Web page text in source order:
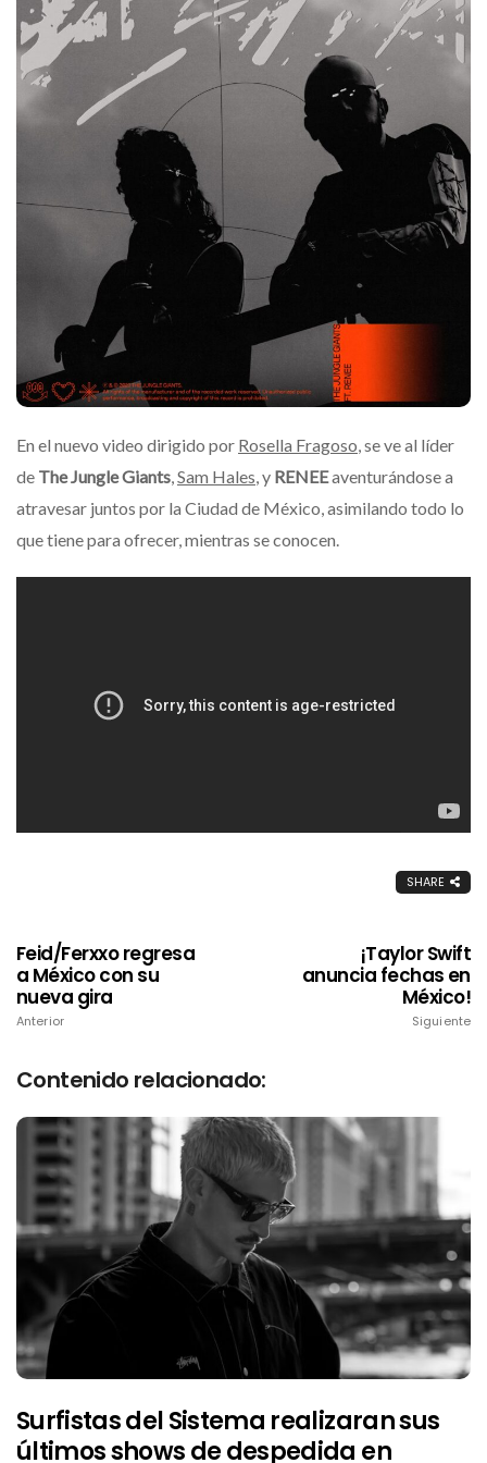
En el nuevo video dirigido por Rosella Fragoso, se ve al líder
de The Jungle Giants,Sam Hales, y RENEEaventurándose a
atravesar juntos por la Ciudad de México, asimilando todo lo
que tiene para ofrecer, mientras se conocen.
SHARE
Feid/Ferxxo regresa
a México con su
nueva gira
Anterior
¡Taylor Swift
anuncia fechas en
México!
Siguiente
Contenido relacionado:
Surfistas del Sistema realizaran sus
últimos shows de despedida en